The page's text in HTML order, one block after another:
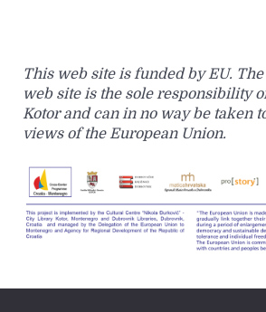
This web site is funded by EU.
web site is the sole responsibility
Kotor and can in no way be taken
views of the European Union.